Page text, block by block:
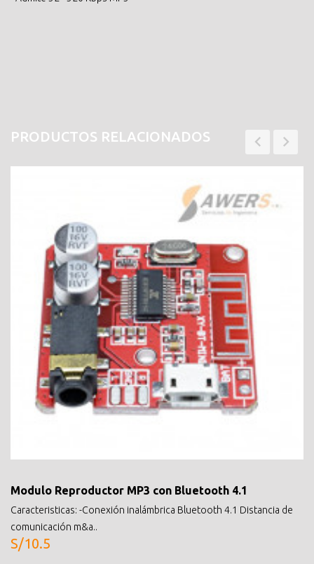
PRODUCTOS RELACIONADOS
Modulo Reproductor MP3 con Bluetooth 4.1
Caracteristicas: -Conexión inalámbrica Bluetooth 4.1 Distancia de
comunicación m&a..
S/10.5